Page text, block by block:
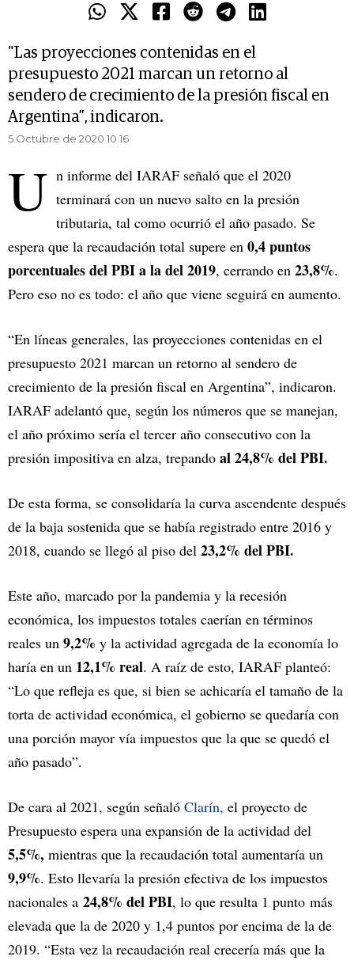
"Las proyecciones contenidas en el
presupuesto 2021 marcan un retorno al
sendero de crecimiento de la presión fiscal en
Argentina”, indicaron.
5 Octubre de 2020 10.16
U n informe del IARAF señaló que el 2020
terminará con un nuevo salto en la presión
tributaria, tal como ocurrió el año pasado. Se
espera que la recaudación total supere en 0,4 puntos
porcentuales del PBI a la del 2019, cerrando en 23,8%.
Pero eso no es todo: el año que viene seguirá en aumento.
“En líneas generales, las proyecciones contenidas en el
presupuesto 2021 marcan un retorno al sendero de
crecimiento de la presión fiscal en Argentina”, indicaron.
IARAF adelantó que, según los números que se manejan,
el año próximo sería el tercer año consecutivo con la
presión impositiva en alza, trepando al 24,8% del PBI.
De esta forma, se consolidaría la curva ascendente después
de la baja sostenida que se había registrado entre 2016 y
2018, cuando se llegó al piso del 23,2% del PBI.
Este año, marcado por la pandemia y la recesión
económica, los impuestos totales caerían en términos
reales un 9,2% y la actividad agregada de la economía lo
haría en un 12,1% real. A raíz de esto, IARAF planteó:
“Lo que refleja es que, si bien se achicaría el tamaño de la
torta de actividad económica, el gobierno se quedaría con
una porción mayor vía impuestos que la que se quedó el
año pasado”.
De cara al 2021, según señaló Clarín, el proyecto de
Presupuesto espera una expansión de la actividad del
5,5%, mientras que la recaudación total aumentaría un
9,9%. Esto llevaría la presión efectiva de los impuestos
nacionales a 24,8% del PBI, lo que resulta 1 punto más
elevada que la de 2020 y 1,4 puntos por encima de la de
2019. “Esta vez la recaudación real crecería más que la